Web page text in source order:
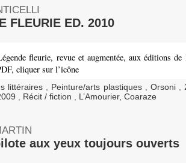
FLEURIE ED. 2010
fleurie, revue et augmentée, aux éditions
cliquer sur l’icône
littéraires , Peinture/arts plastiques , Orsoni ,
, Récit / fiction , L’Amourier, Coaraze
aux yeux toujours ouverts